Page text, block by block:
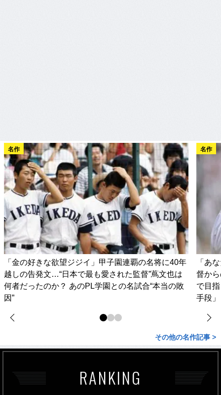
名作
「金の好きな欲望ジジイ」甲子園連覇の名将に40年
越しの告発文…“日本で最も愛された監督”蔦文也は
何者だったのか？ あのPL学園との名試合“本当の敗
因”
名作
「あ
督か
で目
手段」
その他の名作記事 >
RANKING